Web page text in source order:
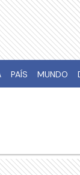
PAÍS MUNDO